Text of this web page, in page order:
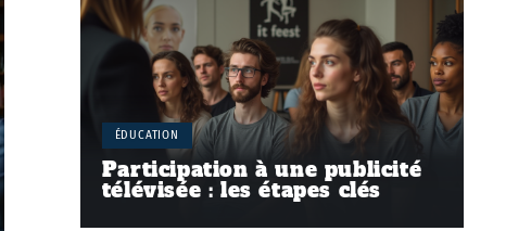
ÉDUCATION
Participation à une publicité
télévisée : les étapes clés